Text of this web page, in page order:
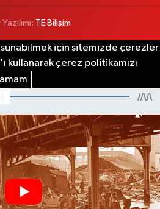
TE Bilişim
için sitemizde çerezler
kullanarak çerez politikamızı